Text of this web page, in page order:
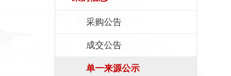
采购公告
成交公告
单一来源公示